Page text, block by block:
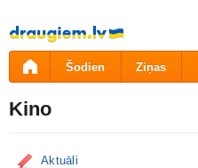
Pāriet
uz
saturu
Šodien Ziņas
Kino
Aktuāli